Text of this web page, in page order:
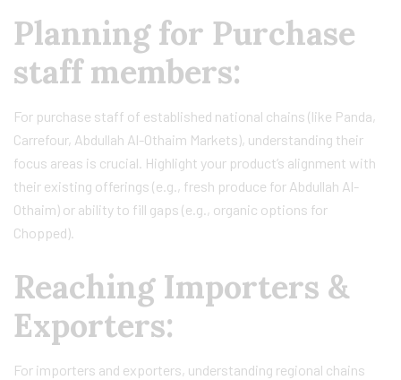
Planning for Purchase
staff members:
For purchase staff of established national chains (like Panda,
Carrefour, Abdullah Al-Othaim Markets), understanding their
focus areas is crucial. Highlight your product’s alignment with
their existing offerings (e.g., fresh produce for Abdullah Al-
Othaim) or ability to fill gaps (e.g., organic options for
Chopped).
Reaching Importers &
Exporters:
For importers and exporters, understanding regional chains